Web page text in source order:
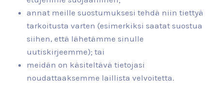
annat meille suostumuksesi tehdä niin tiettyä
tarkoitusta varten (esimerkiksi saatat suostua
siihen, että lähetämme sinulle
uutiskirjeemme); tai
meidän on käsiteltävä tietojasi
noudattaaksemme laillista velvoitetta.